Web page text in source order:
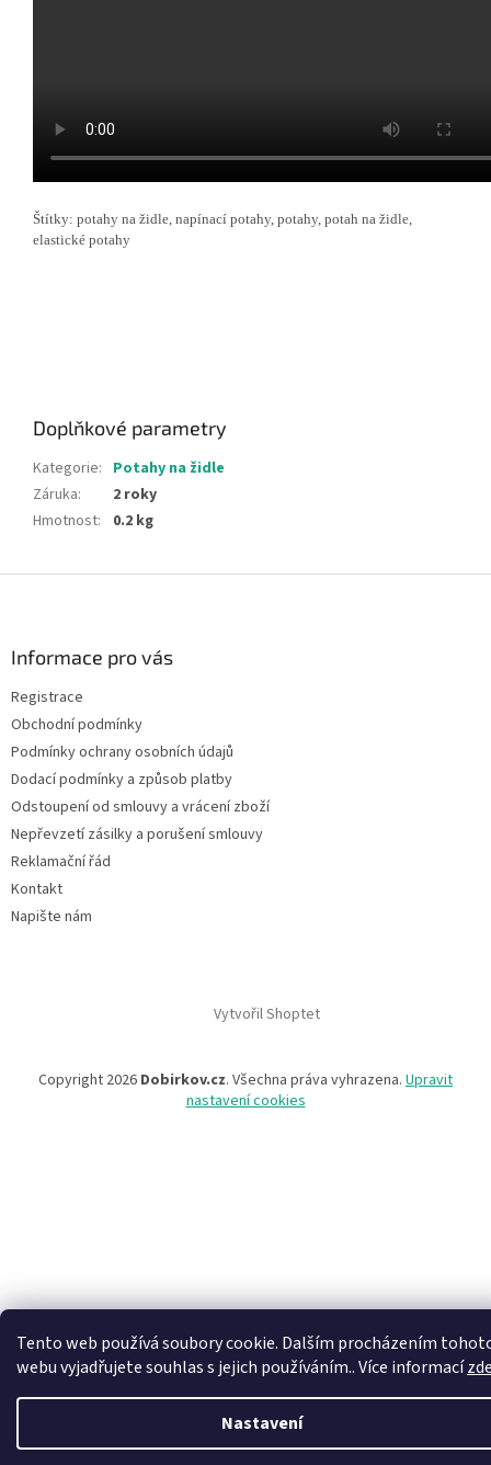
Tento web používá soubory cookie. Dalším procházením
webu vyjadřujete souhlas s jejich používáním.. Více informací
Nastavení
Štítky: potahy na židle, napínací potahy, potahy, potah na židle,
elastické potahy
Doplňkové parametry
Kategorie: Potahy na židle
Záruka:
2 roky
Hmotnost: 0.2 kg
Informace pro vás
Registrace
Obchodní podmínky
Podmínky ochrany osobních údajů
Dodací podmínky a způsob platby
Odstoupení od smlouvy a vrácení zboží
Nepřevzetí zásilky a porušení smlouvy
Reklamační řád
Kontakt
Napište nám
Vytvořil Shoptet
Copyright 2026 Dobirkov.cz. Všechna práva vyhrazena. Upravit
nastavení cookies